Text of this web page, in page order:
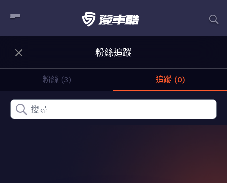
粉絲追蹤
粉絲 (3) 追蹤 (0)